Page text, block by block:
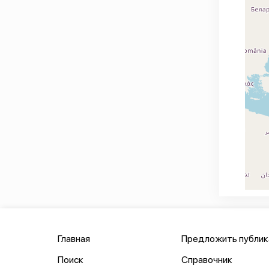
Главная
Поиск
Предложить
Справочник